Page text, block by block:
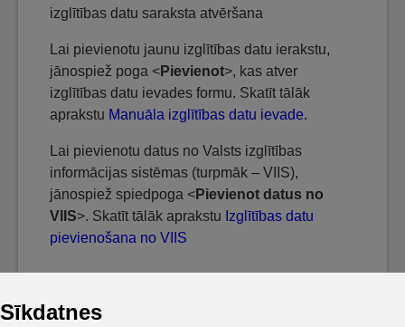
Sīkdatnes
izglītības datu saraksta atvēršana
Lai pievienotu jaunu izglītības datu ierakstu,
jānospiež poga <Pievienot>, kas atver
izglītības datu ievades formu. Skatīt tālāk
aprakstu Manuāla izglītības datu ievade.
Lai pievienotu datus no Valsts izglītības
informācijas sistēmas (turpmāk – VIIS),
jānospiež spiedpoga <Pievienot datus no
VIIS>. Skatīt tālāk aprakstu Izglītības datu
pievienošana no VIIS